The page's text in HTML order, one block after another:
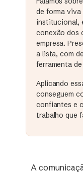
de forma
institucional,
conexão dos
empresa.
a lista, com
ferramenta
Aplicando
conseguem
confiantes e
trabalho que
A